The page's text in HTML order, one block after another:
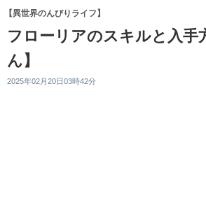
【異世界のんびりライフ】
フローリアのスキルと入手
ん】
2025年02月20日03時42分